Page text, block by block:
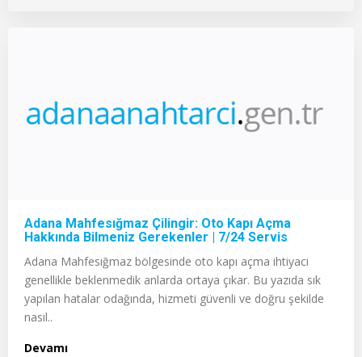
Adana Mahfesığmaz Çilingir: Oto Kapı Açma
Hakkında Bilmeniz Gerekenler | 7/24 Servis
Adana Mahfesığmaz bölgesinde oto kapı açma ihtiyacı
genellikle beklenmedik anlarda ortaya çıkar. Bu yazıda sık
yapılan hatalar odağında, hizmeti güvenli ve doğru şekilde
nasıl..
Devamı